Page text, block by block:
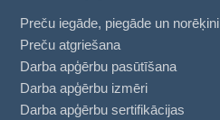
Preču iegāde, piegāde un norēķini
Preču atgriešana
Darba apģērbu pasūtīšana
Darba apģērbu izmēri
Darba apģērbu sertifikācijas